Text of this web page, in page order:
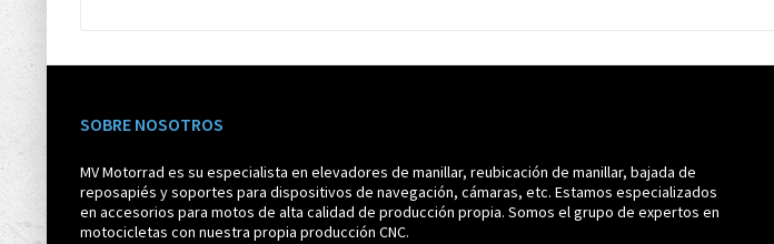
SOBRE NOSOTROS
MV Motorrad es su especialista en elevadores de manillar, reubicación de manillar, bajada de
reposapiés y soportes para dispositivos de navegación, cámaras, etc. Estamos especializados
en accesorios para motos de alta calidad de producción propia. Somos el grupo de expertos en
motocicletas con nuestra propia producción CNC.